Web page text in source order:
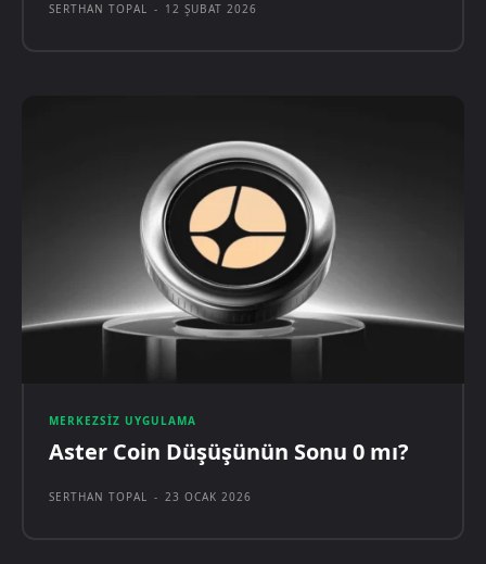
SERTHAN TOPAL - 12 ŞUBAT 2026
MERKEZSIZ UYGULAMA
Aster Coin Düşüşünün Sonu 0 mı?
SERTHAN TOPAL - 23 OCAK 2026